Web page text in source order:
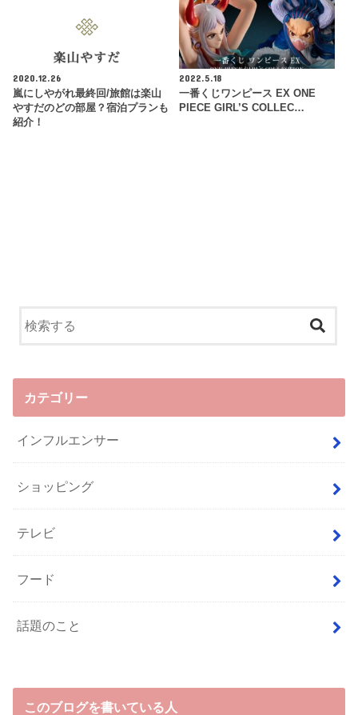
2020.12.26
嵐にしやがれ最終回/旅館は楽山
やすだのどの部屋？宿泊プランも
紹介！
2022.5.18
一番くじワンピース EX ONE
PIECE GIRL’S COLLEC…
カテゴリー
インフルエンサー
ショッピング
テレビ
フード
話題のこと
このブログを書いている人